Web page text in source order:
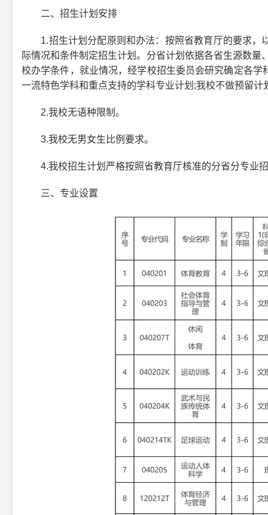
二、招生计划安排
1.招生计划分配原则和办法：按照省教育厅的要求，
际情况和条件制定招生计划。分省计划依据各省生源数
校办学条件，就业情况，经学校招生委员会研究确定各
一流特色学科和重点支持的学科专业计划;我校不做预留计
2.我校无语种限制。
3.我校无男女生比例要求。
4.我校招生计划严格按照省教育厅核准的分省分专业
三、专业设置